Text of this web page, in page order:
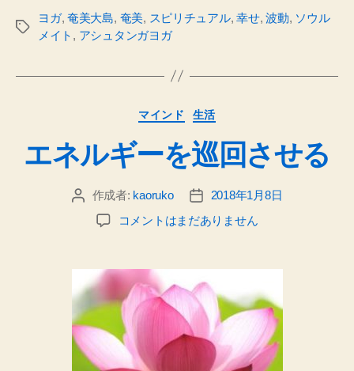
タ
ヨガ, 奄美大島, 奄美, スピリチュアル,幸せ,波動, ソウル
メイト , アシュタンガヨガ
カ
ゴ
リ
マインド 生活
エネルギーを巡回させる
投 作成者: kaoruko
投
稿
日
2018年1月8日
エ
ギ
ー
を
巡
回
さ
コメントはまだありません